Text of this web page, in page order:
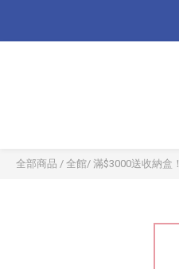
全部商品 / 全館/ 滿$3000送收納盒！